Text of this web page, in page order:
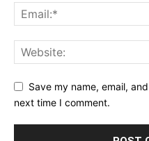
Save my name, email,
next time I comment.